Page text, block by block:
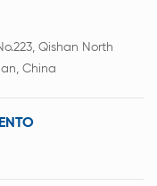
Qishan North
China